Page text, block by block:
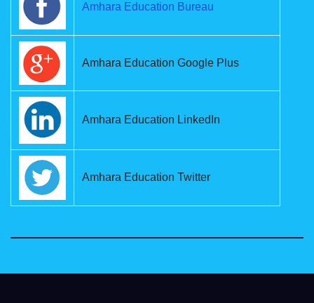
Amhara Education Bureau
Amhara Education Google Plus
Amhara Education LinkedIn
Amhara Education Twitter